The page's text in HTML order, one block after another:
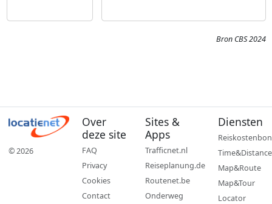
Bron CBS 2024
© 2026
Over
deze site
FAQ
Privacy
Cookies
Contact
Sites &
Apps
Trafficnet.nl
Reiseplanung.de
Routenet.be
Onderweg
Diensten
Reiskostenbon
Time&Distance
Map&Route
Map&Tour
Locator